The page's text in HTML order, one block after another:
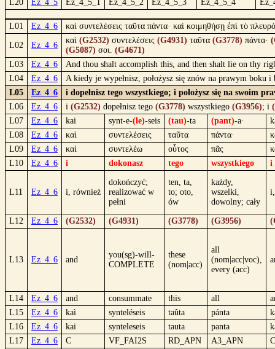
L20 Ez_4_5 Ez_4_5_1 Ez_4_5_2 Ez_4_5_3 Ez_4_5_4
L01 Ez_4_6 καὶ συντελέσεις ταῦτα πάντα· καὶ κοιμηθήσῃ ἐπὶ τὸ
L02 Ez_4_6
καὶ (G2532) συντελέσεις (G4931) ταῦτα (G3778) πάντα·
(G5087) σοι. (G4671)
L03
Ez_4_6
And thou shalt accomplish this, and then shalt lie on thy
L04
Ez_4_6
A kiedy je wypełnisz, położysz się znów na prawym boku
L05
Ez_4_6
i dopełnisz tego wszystkiego; i położysz się na swoim
L06
Ez_4_6 i (G2532) dopełnisz tego (G3778) wszystkiego (G3956); i
L07
Ez_4_6 kai synt-e-(le)-seis (tau)-ta (pant)-a·
L08
Ez_4_6 καὶ συντελέσεις ταῦτα πάντα·
L09
Ez_4_6 καί συντελέω οὗτος πᾶς
L10
Ez_4_6 i dokonasz tego wszystkiego i
L11 Ez_4_6 i, również
dokończyć;
realizować w
pełni
ten, ta,
to; oto,
ów
każdy,
wszelki,
dowolny; cały
L12 Ez_4_6 (G2532) (G4931) (G3778) (G3956)
L13 Ez_4_6 and
you(sg)-will-
COMPLETE
these
(nom|acc)
all
(nom|acc|voc),
every (acc)
L14 Ez_4_6 and consummate this all
L15
Ez_4_6 kaì synteléseis taûta pánta
L16
Ez_4_6 kai synteleseis tauta panta
L17
Ez_4_6 C VF_FAI2S RD_APN A3_APN
C